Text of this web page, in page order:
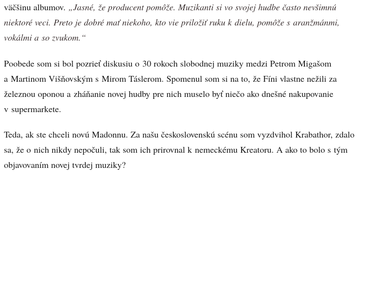
väčšinu albumov. „Jasné, že producent pomôže. Muzikanti si vo svojej hudbe často nevšimnú
niektoré veci. Preto je dobré mať niekoho, kto vie priložiť ruku k dielu, pomôže s aranžmánmi,
vokálmi a so zvukom.“
Poobede som si bol pozrieť diskusiu o 30 rokoch slobodnej muziky medzi Petrom Migašom
a Martinom Višňovským s Mirom Táslerom. Spomenul som si na to, že Fíni vlastne nežili za
železnou oponou a zháňanie novej hudby pre nich muselo byť niečo ako dnešné nakupovanie
v supermarkete.
Teda, ak ste chceli novú Madonnu. Za našu československú scénu som vyzdvihol Krabathor, zdalo
sa, že o nich nikdy nepočuli, tak som ich prirovnal k nemeckému Kreatoru. A ako to bolo s tým
objavovaním novej tvrdej muziky?